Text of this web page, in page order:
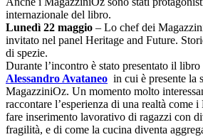
internazionale del libro.
Lunedì 22 maggio – Lo chef dei
invitato nel panel Heritage and Future.
di spezie.
Durante l’incontro è stato presentato il libro
Alessandro Avataneo in cui è presente la
MagazziniOz. Un momento molto
raccontare l’esperienza di una realtà come
fare inserimento lavorativo di ragazzi con
fragilità, e di come la cucina diventa